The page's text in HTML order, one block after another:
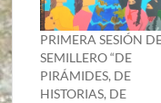
PRIMERA SESIÓN
SEMILLERO “DE
PIRÁMIDES, DE
HISTORIAS, DE